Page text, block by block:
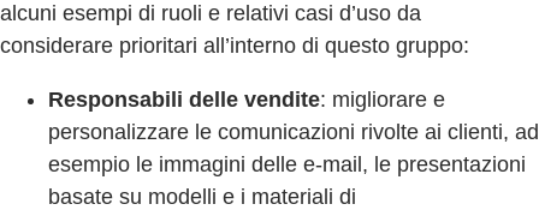
alcuni esempi di ruoli e relativi casi d’uso da
considerare prioritari all’interno di questo gruppo:
Responsabili delle vendite: migliorare e
personalizzare le comunicazioni rivolte ai clienti, ad
esempio le immagini delle e-mail, le presentazioni
basate su modelli e i materiali di